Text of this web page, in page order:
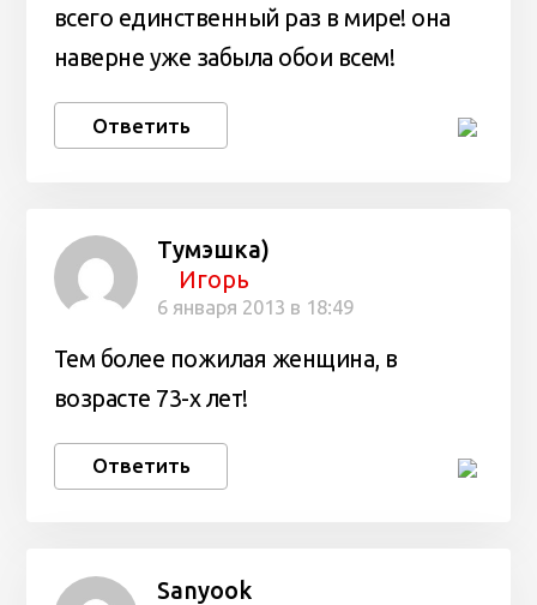
всего единственный раз в мире! она
наверне уже забыла обои всем!
Ответить
Тумэшка)
Игорь
6 января 2013 в 18:49
Тем более пожилая женщина, в
возрасте 73-х лет!
Ответить
Sanyook